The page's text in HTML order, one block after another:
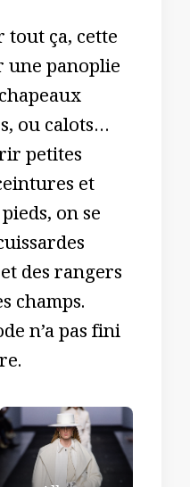
tout ça, cette
une panoplie
ou calots…
petites
et
on se
des rangers
champs.
n’a pas fini